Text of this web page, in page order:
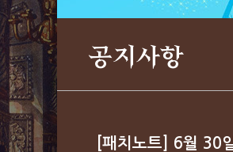
공지사항
[패치노트] 6월 30